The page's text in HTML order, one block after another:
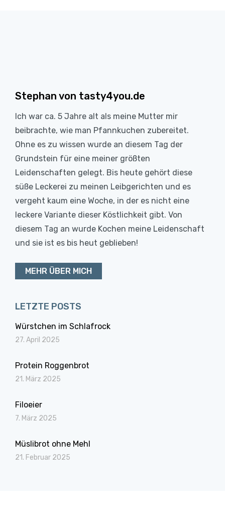
Stephan von tasty4you.de
Ich war ca. 5 Jahre alt als meine Mutter mir
beibrachte, wie man Pfannkuchen zubereitet.
Ohne es zu wissen wurde an diesem Tag der
Grundstein für eine meiner größten
Leidenschaften gelegt. Bis heute gehört diese
süße Leckerei zu meinen Leibgerichten und es
vergeht kaum eine Woche, in der es nicht eine
leckere Variante dieser Köstlichkeit gibt. Von
diesem Tag an wurde Kochen meine Leidenschaft
und sie ist es bis heut geblieben!
MEHR ÜBER MICH
LETZTE POSTS
Würstchen im Schlafrock
27. April 2025
Protein Roggenbrot
21. März 2025
Filoeier
7. März 2025
Müslibrot ohne Mehl
21. Februar 2025